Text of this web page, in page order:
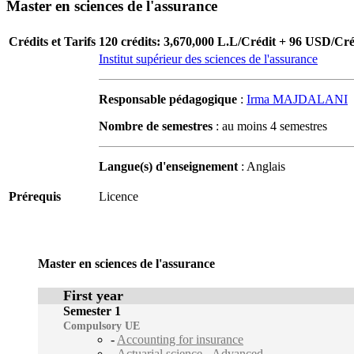
Master en sciences de l'assurance
Crédits et Tarifs 120 crédits: 3,670,000 L.L/Crédit + 96 USD/
Institut supérieur des sciences de l'assurance
Responsable pédagogique : Irma MAJDALANI
Nombre de semestres : au moins 4 semestres
Langue(s) d'enseignement: Anglais
Prérequis Licence
Master en sciences de l'assurance
First year
Semester 1
Compulsory UE
- Accounting for insurance